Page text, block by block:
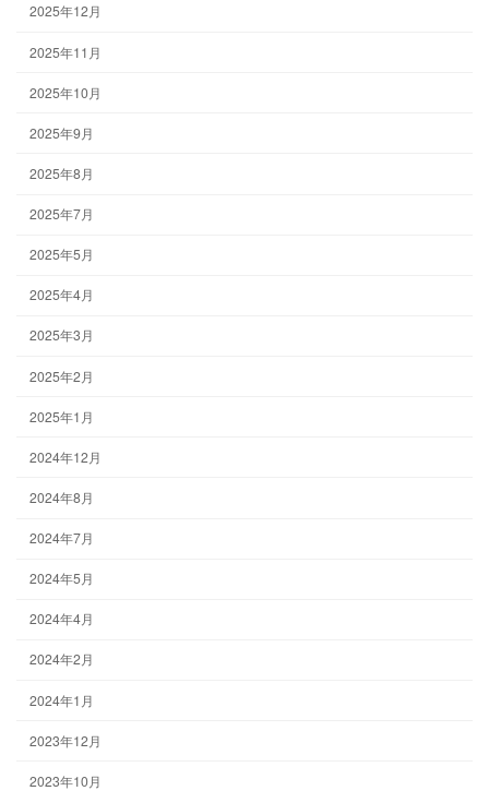
2025年12月
2025年11月
2025年10月
2025年9月
2025年8月
2025年7月
2025年5月
2025年4月
2025年3月
2025年2月
2025年1月
2024年12月
2024年8月
2024年7月
2024年5月
2024年4月
2024年2月
2024年1月
2023年12月
2023年10月